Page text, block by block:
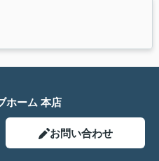
ホーム 本店
お問い合わせ